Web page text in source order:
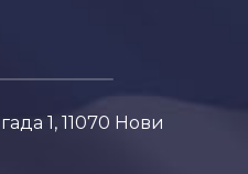
1, 11070 Нови